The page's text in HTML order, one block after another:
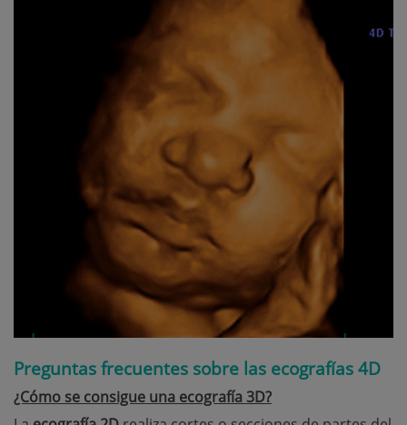
Preguntas frecuentes sobre las ecografías 4D
¿Cómo se consigue una ecografía 3D?